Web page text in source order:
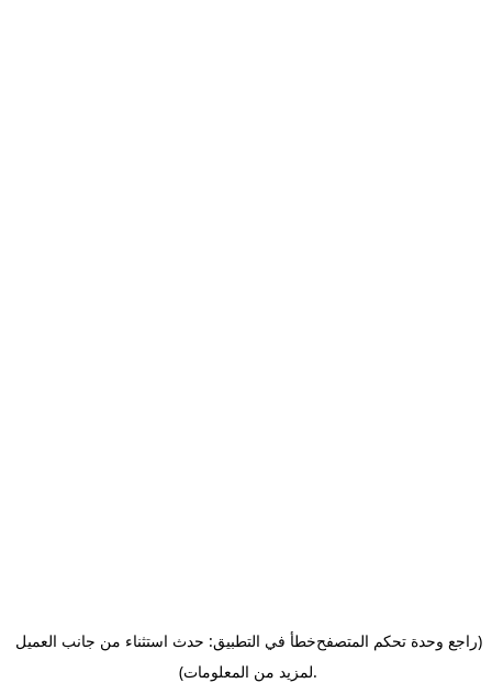
خطأ في التطبيق: حدث استثناء من جانب العميل(راجع وحدة تحكم المتصفح
لمزيد من المعلومات).